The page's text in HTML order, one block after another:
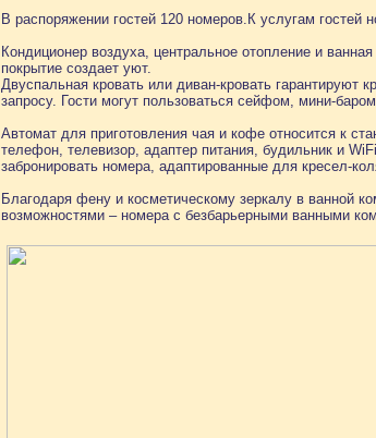
В распоряжении гостей 120 номеров.К услугам
Кондиционер воздуха, центральное отопление и
покрытие создает уют.
Двуспальная кровать или диван-кровать гарантируют
запросу. Гости могут пользоваться сейфом, мини-
Автомат для приготовления чая и кофе относится к
телефон, телевизор, адаптер питания, будильник и
забронировать номера, адаптированные для кресел-
Благодаря фену и косметическому зеркалу в ванной
возможностями – номера с безбарьерными ванными